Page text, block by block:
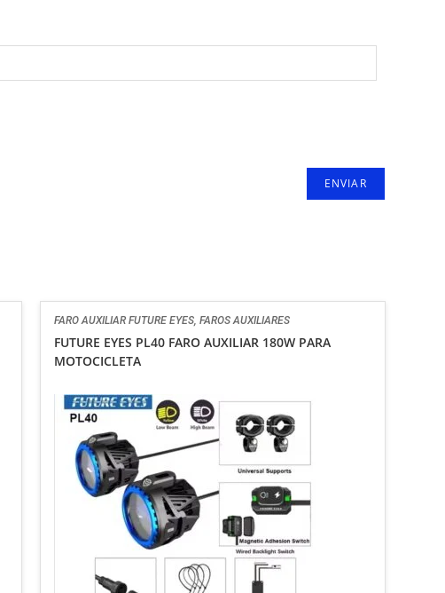
FARO AUXILIAR FUTURE EYES, FAROS AUXILIARES
FUTURE EYES PL40 FARO AUXILIAR 180W PARA
MOTOCICLETA